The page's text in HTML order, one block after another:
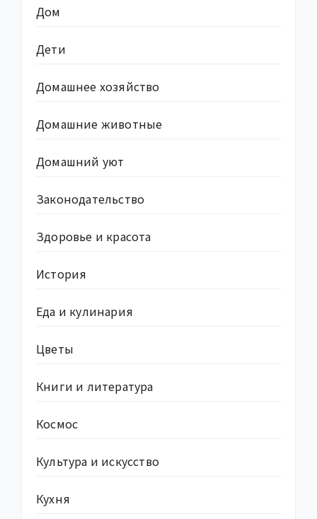
Дом
Дети
Домашнее хозяйство
Домашние животные
Домашний уют
Законодательство
Здоровье и красота
История
Еда и кулинария
Цветы
Книги и литература
Космос
Культура и искусство
Кухня